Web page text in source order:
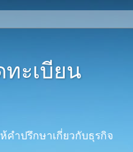
ะเบียน
ำปรึกษาเกี่ยวกับธุรกิจ